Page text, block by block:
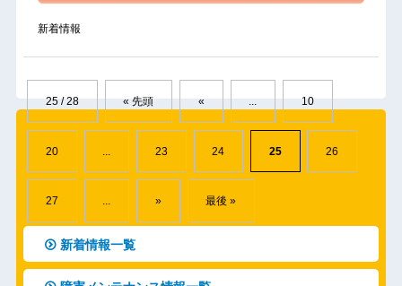
新着情報
25 / 28 « 先頭 « ... 10
20 23 24 25 26
27 ... » 最後 »
新着情報一覧